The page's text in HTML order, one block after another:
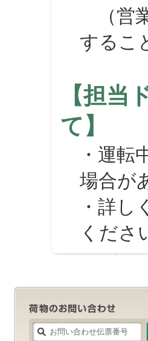
（営業
するこ
【担当
て】
・運転
場合が
・詳し
くださ